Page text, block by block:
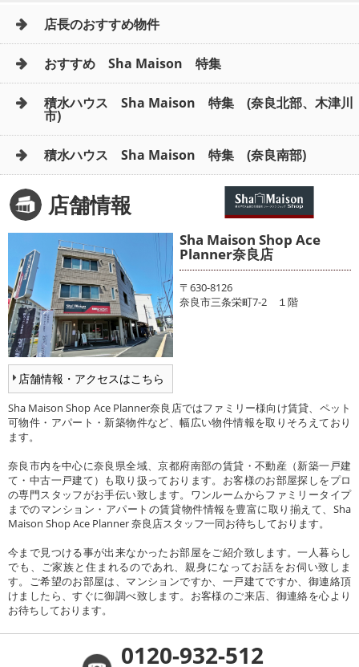
店長のおすすめ物件
おすすめ Sha Maison 特集
積水ハウス Sha Maison 特集 (奈良北部、木津川
市)
積水ハウス Sha Maison 特集 (奈良南部)
店舗情報
店舗情報・アクセスはこちら
Sha Maison Shop Ace
Planner奈良店
〒630-8126
奈良市三条栄町7-2 １階
Sha Maison Shop Ace Planner奈良店ではファミリー様向け賃貸、ペット
可物件・アパート・新築物件など、幅広い物件情報を取りそろえており
ます。
奈良市内を中心に奈良県全域、京都府南部の賃貸・不動産（新築一戸建
て・中古一戸建て）も取り扱っております。お客様のお部屋探しをプロ
の専門スタッフがお手伝い致します。ワンルームからファミリータイプ
までのマンション・アパートの賃貸物件情報を豊富に取り揃えて、Sha
Maison Shop Ace Planner 奈良店スタッフ一同お待ちしております。
今まで見つける事が出来なかったお部屋をご紹介致します。一人暮らし
でも、ご家族と住まれるのであれ、親身になってお話をお伺い致しま
す。ご希望のお部屋は、マンションですか、一戸建てですか、御連絡頂
けましたら、すぐに御調べ致します。お客様のご来店、御連絡を心より
お待ちしております。
0120-932-512